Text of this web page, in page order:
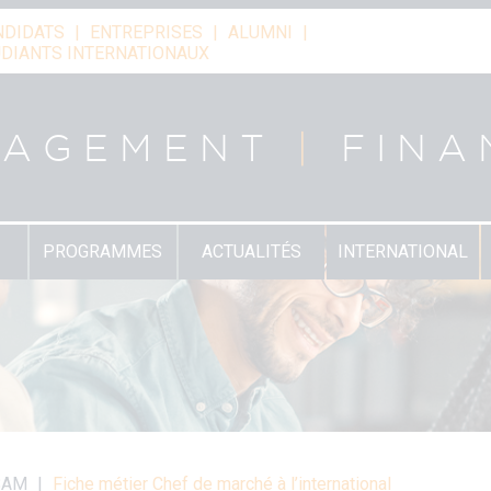
ENTREPRISES
ALUMNI
INTERNATIONAUX
PROGRAMMES ACTUALITÉS INTERNATIONAL
Fiche métier Chef de marché à l’international